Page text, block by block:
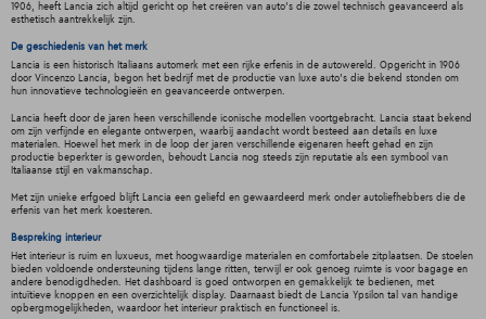
1906, heeft Lancia zich altijd gericht op het creëren van auto's die zowel technisch geavanceerd als
esthetisch aantrekkelijk zijn.
De geschiedenis van het merk
Lancia is een historisch Italiaans automerk met een rijke erfenis in de autowereld. Opgericht in 1906
door Vincenzo Lancia, begon het bedrijf met de productie van luxe auto's die bekend stonden om
hun innovatieve technologieën en geavanceerde ontwerpen.
Lancia heeft door de jaren heen verschillende iconische modellen voortgebracht. Lancia staat bekend
om zijn verfijnde en elegante ontwerpen, waarbij aandacht wordt besteed aan details en luxe
materialen. Hoewel het merk in de loop der jaren verschillende eigenaren heeft gehad en zijn
productie beperkter is geworden, behoudt Lancia nog steeds zijn reputatie als een symbool van
Italiaanse stijl en vakmanschap.
Met zijn unieke erfgoed blijft Lancia een geliefd en gewaardeerd merk onder autoliefhebbers die de
erfenis van het merk koesteren.
Bespreking interieur
Het interieur is ruim en luxueus, met hoogwaardige materialen en comfortabele zitplaatsen. De stoelen
bieden voldoende ondersteuning tijdens lange ritten, terwijl er ook genoeg ruimte is voor bagage en
andere benodigdheden. Het dashboard is goed ontworpen en gemakkelijk te bedienen, met
intuïtieve knoppen en een overzichtelijk display. Daarnaast biedt de Lancia Ypsilon tal van handige
opbergmogelijkheden, waardoor het interieur praktisch en functioneel is.